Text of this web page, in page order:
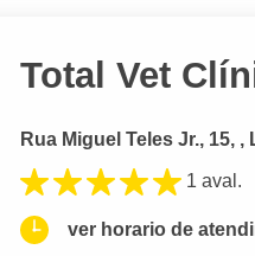
Total Vet
Rua Miguel Teles Jr., 15,
1 aval.
ver horario de